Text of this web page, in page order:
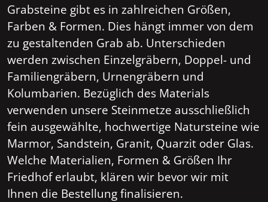
Grabsteine gibt es in zahlreichen Größen,
Farben & Formen. Dies hängt immer von dem
zu gestaltenden Grab ab. Unterschieden
werden zwischen Einzelgräbern, Doppel- und
Familiengräbern, Urnengräbern und
Kolumbarien. Bezüglich des Materials
verwenden unsere Steinmetze ausschließlich
fein ausgewählte, hochwertige Natursteine wie
Marmor, Sandstein, Granit, Quarzit oder Glas.
Welche Materialien, Formen & Größen Ihr
Friedhof erlaubt, klären wir bevor wir mit
Ihnen die Bestellung finalisieren.